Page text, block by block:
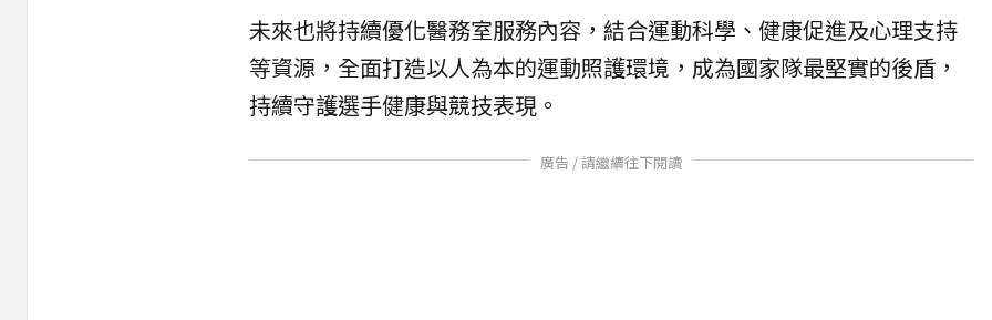
未來也將持續優化醫務室服務內容，結合運動科學、健康促進及心理支持
等資源，全面打造以人為本的運動照護環境，成為國家隊最堅實的後盾，
持續守護選手健康與競技表現。
廣告 / 請繼續往下閱讀